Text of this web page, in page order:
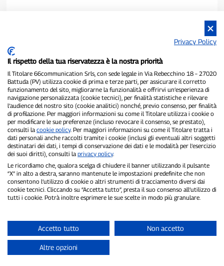
P300.it è una Testata Giornalistica indipendente
Registrazione numero 1/2021 del 1/2/2021 - Tribunale di Pavia
Proprietario ed editore:66communication Srls- P.IVA
02798890188
Direttore Responsabile:Alessandro Secchi- Vicedirettore:Federico
Benedusi
Privacy Policy-Cookie Policy
"Se è successo davvero, lo trovi su P300.it"
Copyright © P300.it 2012-2026
Privacy Policy
Il rispetto della tua riservatezza è la nostra priorità
Il Titolare 66communication Srls, con sede legale in Via Rebecchino 18 – 27020
Battuda (PV) utilizza cookie di prima e terze parti, per assicurare il corretto
funzionamento del sito, migliorarne la funzionalità e offrirvi un’esperienza di
navigazione personalizzata (cookie tecnici), per finalità statistiche e rilevare
l’audience del nostro sito (cookie analitici) nonché, previo consenso, per finalità
di profilazione. Per maggiori informazioni su come il Titolare utilizza i cookie o
per modificare le sue preferenze (incluso revocare il consenso, se prestato),
consulti la cookie policy. Per maggiori informazioni su come il Titolare tratta i
dati personali anche raccolti tramite i cookie (inclusi gli eventuali altri soggetti
destinatari dei dati, i tempi di conservazione dei dati e le modalità per l’esercizio
dei suoi diritti), consulti la privacy policy.
Le ricordiamo che, qualora scelga di chiudere il banner utilizzando il pulsante
“X” in alto a destra, saranno mantenute le impostazioni predefinite che non
consentono l’utilizzo di cookie o altri strumenti di tracciamento diversi dai
cookie tecnici. Cliccando su “Accetta tutto”, presta il suo consenso all’utilizzo di
tutti i cookie. Potrà inoltre esprimere le sue scelte in modo più granulare.
Accetto tutto Non accetto
Altre opzioni